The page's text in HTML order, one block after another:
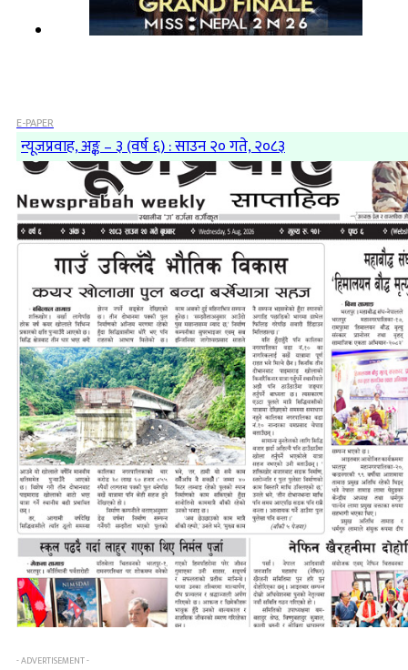
E-PAPER
न्यूजप्रवाह, अङ्क – ३ (वर्ष ६) : साउन २० गते, २०८३
- ADVERTISEMENT -